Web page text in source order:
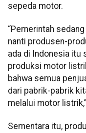
sepeda motor.
“Pemerintah
nanti produsen-
ada di Indonesia itu
produksi motor
bahwa semua
dari pabrik-pabrik
melalui motor
Sementara itu,